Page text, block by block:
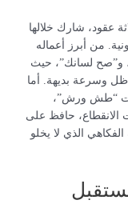
عقود، شارك خلالها
من أبرز أعماله
و”صح لسانك”، حيث
ظل وسرعة بديهة. أما
“طش ورش”،
الانقطاع، حافظ على
الذي لا يخلو